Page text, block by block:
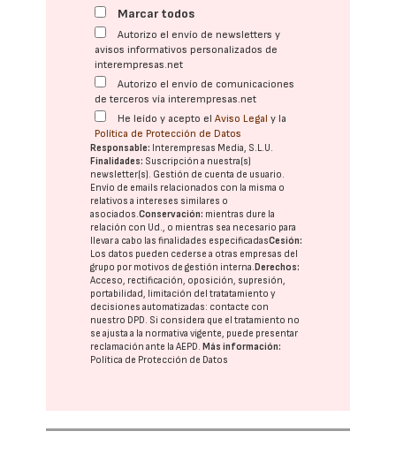
Marcar todos
Autorizo el envío de newsletters y
avisos informativos personalizados de
interempresas.net
Autorizo el envío de comunicaciones
de terceros vía interempresas.net
He leído y acepto elAviso Legal y la
Política de Protección de Datos
Responsable: Interempresas Media, S.L.U.
Finalidades: Suscripción a nuestra(s)
newsletter(s). Gestión de cuenta de usuario.
Envío de emails relacionados con la misma o
relativos a intereses similares o
asociados.Conservación: mientras dure la
relación con Ud., o mientras sea necesario para
llevar a cabo las finalidades especificadasCesión:
Los datos pueden cederse a otras empresas del
grupo por motivos de gestión interna. Derechos:
Acceso, rectificación, oposición, supresión,
portabilidad, limitación del tratatamiento y
decisiones automatizadas: contacte con
nuestro DPD. Si considera que el tratamiento no
se ajusta a la normativa vigente, puede presentar
reclamación ante laAEPD. Más información:
Política de Protección de Datos